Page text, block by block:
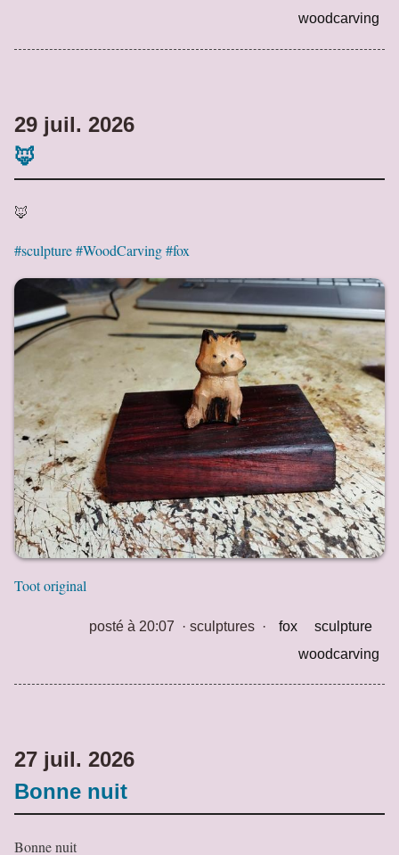
woodcarving
29 juil. 2026
🦊
🦊
#sculpture#WoodCarving#fox
Toot original
posté à 20:07 · sculptures· fox
sculpture
woodcarving
27 juil. 2026
Bonne nuit
Bonne nuit